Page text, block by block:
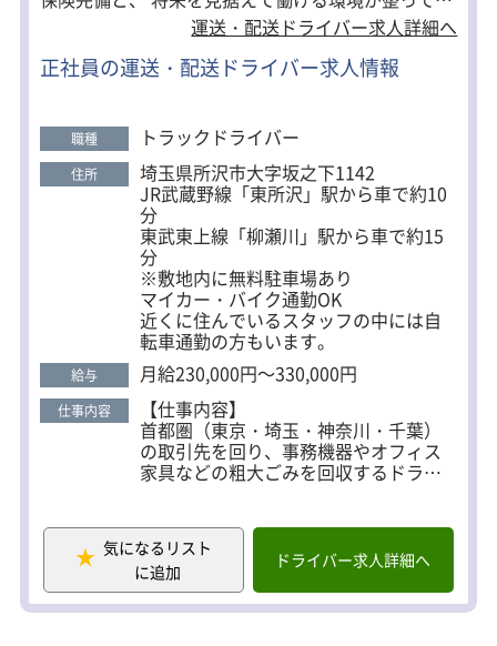
ます。 平均勤続年数9.7年と、定着率の高さも自慢
です。 ◆未経験スタートでも安心の研修制度 入社後
は先輩社員との同乗研修からスタート。 コースを覚
ので未経験の方も安心。 約1ヶ月でひとり立ちが可
能です。 ◆運転メインでストレス少なめ 渋滞時は高
速道路利用OK（会社負担）。 体への負担にも配慮
し、 運転に集中できる快適な職場環境です。
運送・配送ドライバー求人詳細へ
正社員の運送・配送ドライバー求人情報
職種 トラックドライバー
住所 埼玉県所沢市大字坂之下1142
JR武蔵野線「東所沢」駅から車で約10
分
東武東上線「柳瀬川」駅から車で約15
分
※敷地内に無料駐車場あり
マイカー・バイク通勤OK
近くに住んでいるスタッフの中には自
転車通勤の方もいます。
給与 月給230,000円～330,000円
仕事内容 【仕事内容】
首都圏（東京・埼玉・神奈川・千葉）
の取引先を回り、事務機器やオフィス
家具などの粗大ごみを回収するドライ
回収はすべて事前依頼のみ。スケジュ
ールが決まっているため、飛び込みや
突発対応はありません。
接客や営業もなしで運転に集中できま
す♪
気になるリスト
に追加
ドライバー求人詳細へ